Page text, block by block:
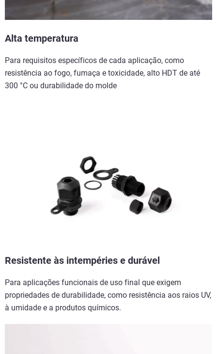
Alta temperatura
Para requisitos específicos de cada aplicação, como
resistência ao fogo, fumaça e toxicidade, alto HDT de até
300 °C ou durabilidade do molde
Resistente às intempéries e durável
Para aplicações funcionais de uso final que exigem
propriedades de durabilidade, como resistência aos raios UV,
à umidade e a produtos químicos.